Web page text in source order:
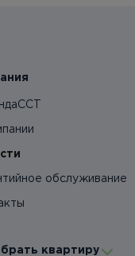
обслуживание
квартиру